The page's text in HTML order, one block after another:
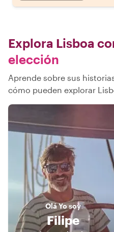
Explora Lisboa
elección
Aprende sobre sus
cómo pueden explorar
OláYo soy
Filipe